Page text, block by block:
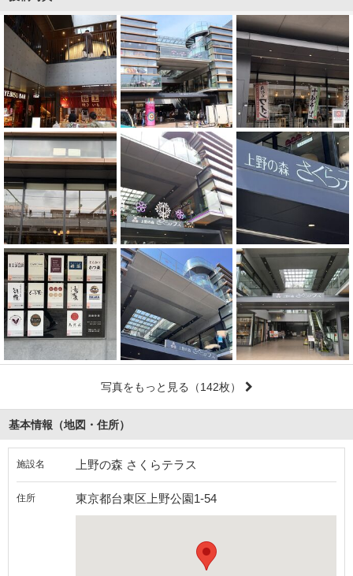
写真をもっと見る （142枚）
基本情報（地図・住所）
施設名 上野の森 さくらテラス
住所 東京都台東区上野公園1-54